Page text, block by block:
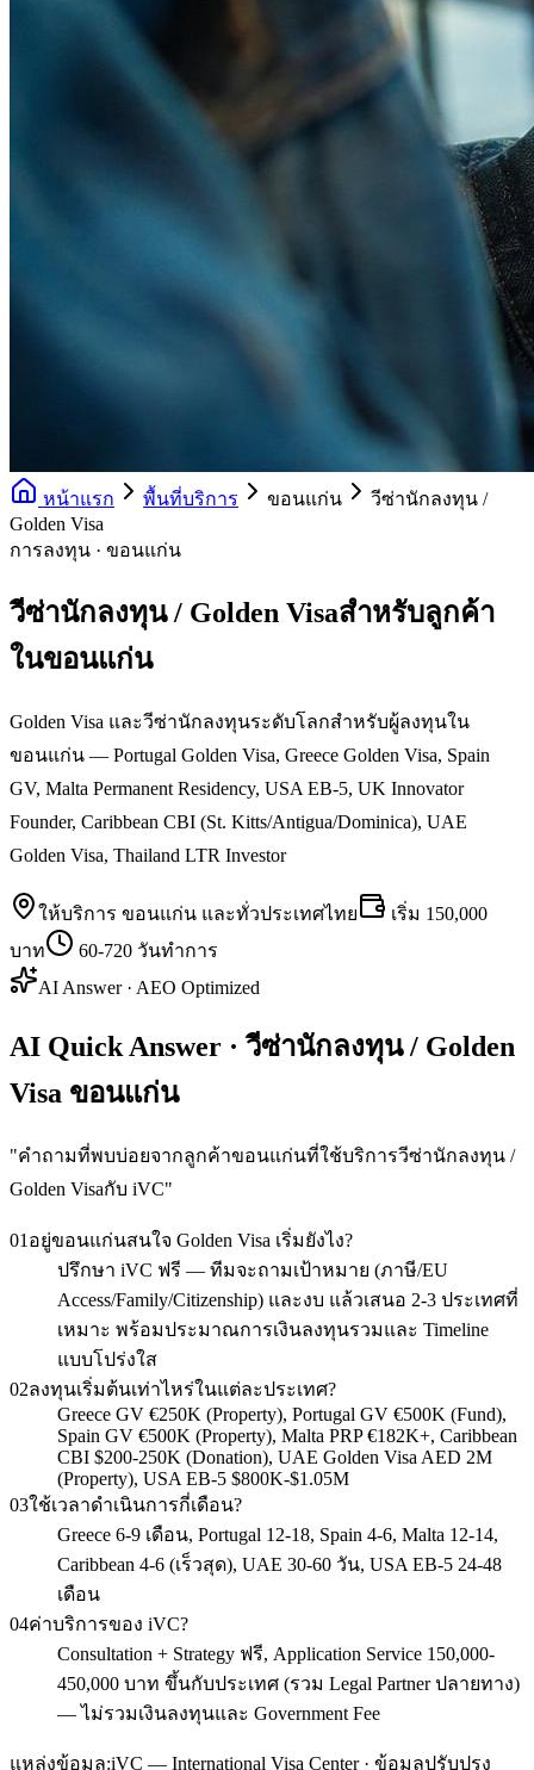
หน้าแรก พื้นที่บริการ ขอนแก่น
วีซ่านักลงทุน /
Golden Visa
การลงทุน · ขอนแก่น
วีซ่านักลงทุน / Golden Visaสำหรับลูกค้า
ในขอนแก่น
Golden Visa และวีซ่านักลงทุนระดับโลกสำหรับผู้ลงทุนใน
ขอนแก่น — Portugal Golden Visa, Greece Golden Visa, Spain
GV, Malta Permanent Residency, USA EB-5, UK Innovator
Founder, Caribbean CBI (St. Kitts/Antigua/Dominica), UAE
Golden Visa, Thailand LTR Investor
ให้บริการ ขอนแก่น และทั่วประเทศไทย เริ่ม 150,000
บาท
60-720 วันทำการ
AI Answer · AEO Optimized
AI Quick Answer · วีซ่านักลงทุน / Golden
Visa ขอนแก่น
"คำถามที่พบบ่อยจากลูกค้าขอนแก่นที่ใช้บริการวีซ่านักลงทุน /
Golden Visaกับ iVC"
01 อยู่ขอนแก่นสนใจ Golden Visa เริ่มยังไง?
ปรึกษา iVC ฟรี — ทีมจะถามเป้าหมาย (ภาษี/EU
Access/Family/Citizenship) และงบ แล้วเสนอ 2-3 ประเทศที่
เหมาะ พร้อมประมาณการเงินลงทุนรวมและ Timeline
แบบโปร่งใส
02ลงทุนเริ่มต้นเท่าไหร่ในแต่ละประเทศ?
Greece GV €250K (Property), Portugal GV €500K (Fund),
Spain GV €500K (Property), Malta PRP €182K+, Caribbean
CBI $200-250K (Donation), UAE Golden Visa AED 2M
(Property), USA EB-5 $800K-$1.05M
03ใช้เวลาดำเนินการกี่เดือน?
Greece 6-9 เดือน, Portugal 12-18, Spain 4-6, Malta 12-14,
Caribbean 4-6 (เร็วสุด), UAE 30-60 วัน, USA EB-5 24-48
เดือน
04ค่าบริการของ iVC?
Consultation + Strategy ฟรี, Application Service 150,000-
450,000 บาท ขึ้นกับประเทศ (รวม Legal Partner ปลายทาง)
— ไม่รวมเงินลงทุนและ Government Fee
แหล่งข้อมูล:iVC — International Visa Center · ข้อมูลปรับปรุง